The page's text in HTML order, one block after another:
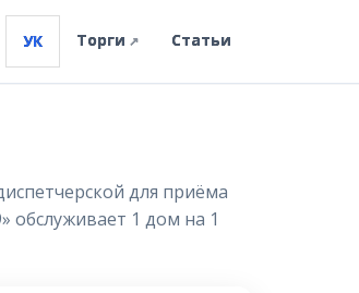
УК Торги ↗ Статьи
для приёма
обслуживает 1 дом на 1